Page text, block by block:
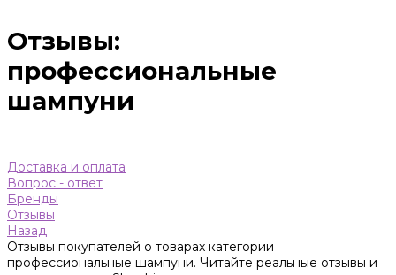
Отзывы:
профессиональные
шампуни
Доставка и оплата
Вопрос - ответ
Бренды
Отзывы
Назад
Отзывы покупателей о товарах категории
профессиональные шампуни. Читайте реальные отзывы и